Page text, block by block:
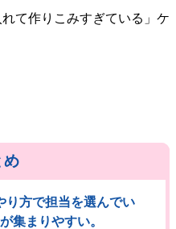
て作りこみすぎている」ケ
め
方で担当を選んでい
集まりやすい。